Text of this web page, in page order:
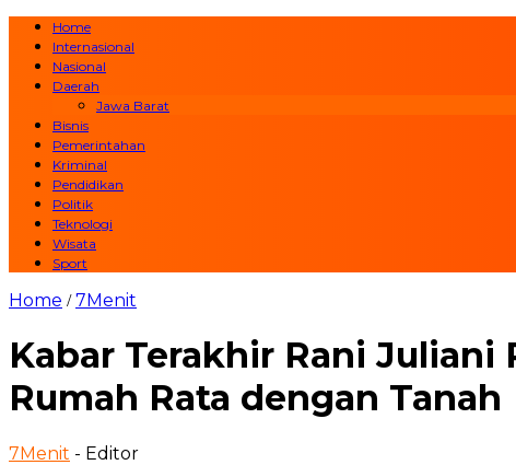
Home
Internasional
Nasional
Daerah
Jawa Barat
Bisnis
Pemerintahan
Kriminal
Pendidikan
Politik
Teknologi
Wisata
Sport
Home /7Menit
Kabar Terakhir Rani Juliani
Rumah Rata dengan Tanah
7Menit - Editor